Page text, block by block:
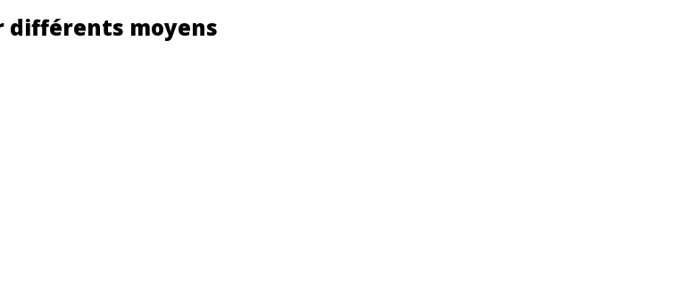
différents moyens